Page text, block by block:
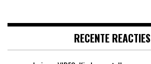
RECENTE REACTIES